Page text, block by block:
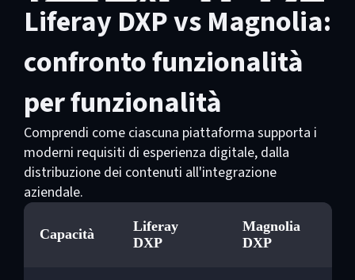
Liferay DXP vs Magnolia:
confronto funzionalità
per funzionalità
Comprendi come ciascuna piattaforma supporta i
moderni requisiti di esperienza digitale, dalla
distribuzione dei contenuti all'integrazione
aziendale.
Capacità
Liferay
DXP
Magnolia
DXP